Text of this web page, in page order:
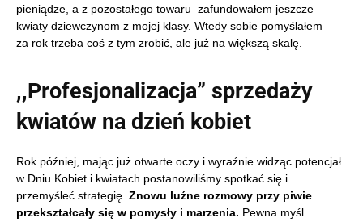
pieniądze, a z pozostałego towaru zafundowałem jeszcze
kwiaty dziewczynom z mojej klasy. Wtedy sobie pomyślałem –
za rok trzeba coś z tym zrobić, ale już na większą skalę.
,,Profesjonalizacja” sprzedaży
kwiatów na dzień kobiet
Rok później, mając już otwarte oczy i wyraźnie widząc potencjał
w Dniu Kobiet i kwiatach postanowiliśmy spotkać się i
przemyśleć strategię. Znowu luźne rozmowy przy piwie
przekształcały się w pomysły i marzenia. Pewna myśl